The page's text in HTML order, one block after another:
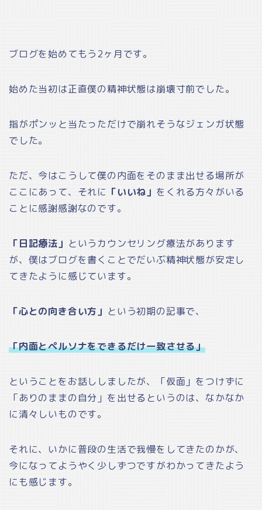
ブログを始めてもう2ヶ月です。
始めた当初は正直僕の精神状態は崩壊寸前でした。
指がポンッと当たっただけで崩れそうなジェンガ状態
でした。
ただ、今はこうして僕の内面をそのまま出せる場所が
ここにあって、それに 「いいね」 をくれる方々がいる
ことに感謝感謝なのです。
「日記療法」 というカウンセリング療法があります
が、僕はブログを書くことでだいぶ精神状態が安定し
てきたように感じています。
「心との向き合い方」 という初期の記事で、
「内面とペルソナをできるだけ一致させる」
ということをお話ししましたが、「仮面」をつけずに
「ありのままの自分」を出せるというのは、なかなか
に清々しいものです。
それに、いかに普段の生活で我慢をしてきたのかが、
今になってようやく少しずつですがわかってきたよう
にも感じます。